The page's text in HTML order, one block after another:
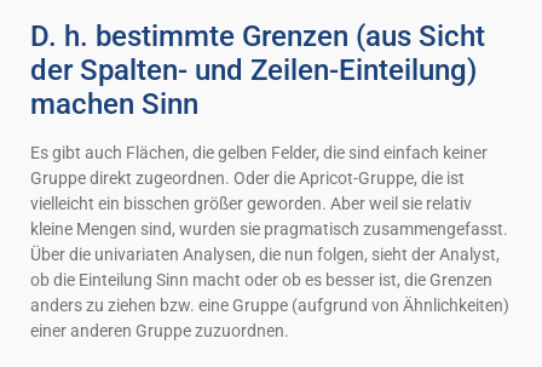
D. h. bestimmte Grenzen (aus Sicht
der Spalten- und Zeilen-Einteilung)
machen Sinn
Es gibt auch Flächen, die gelben Felder, die sind einfach keiner
Gruppe direkt zugeordnen. Oder die Apricot-Gruppe, die ist
vielleicht ein bisschen größer geworden. Aber weil sie relativ
kleine Mengen sind, wurden sie pragmatisch zusammengefasst.
Über die univariaten Analysen, die nun folgen, sieht der Analyst,
ob die Einteilung Sinn macht oder ob es besser ist, die Grenzen
anders zu ziehen bzw. eine Gruppe (aufgrund von Ähnlichkeiten)
einer anderen Gruppe zuzuordnen.